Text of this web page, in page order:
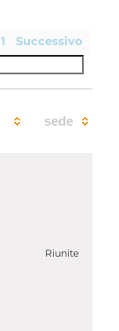
1 Successivo
sede
Riunite